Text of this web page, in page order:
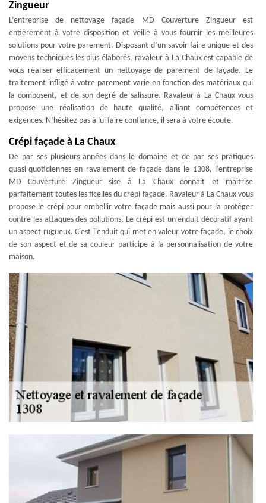
Zingueur
L’entreprise de nettoyage façade MD Couverture Zingueur est
entièrement à votre disposition et veille à vous fournir les meilleures
solutions pour votre parement. Disposant d’un savoir-faire unique et des
moyens techniques les plus élaborés, ravaleur à La Chaux est capable de
vous réaliser efficacement un nettoyage de parement de façade. Le
traitement infligé à votre parement varie en fonction des matériaux qui
la composent, et de son degré de salissure. Ravaleur à La Chaux vous
propose une réalisation de haute qualité, alliant compétences et
exigences. N’hésitez pas à lui faire confiance, il sera à votre écoute.
Crépi façade à La Chaux
De par ses plusieurs années dans le domaine et de par ses pratiques
quasi-quotidiennes en ravalement de façade dans le 1308, l’entreprise
MD Couverture Zingueur sise à La Chaux connait et maitrise
parfaitement toutes les ficelles du crépi façade. Ravaleur à La Chaux vous
propose le crépi pour embellir votre façade mais aussi pour la protéger
contre les attaques des pollutions. Le crépi est un enduit décoratif ayant
un aspect rugueux. C'est l'enduit qui met en valeur votre façade, le choix
de son aspect et de sa couleur participe à la personnalisation de votre
maison.